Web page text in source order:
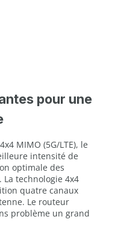
pour une
MIMO (5G/LTE), le
intensité de
optimale des
technologie 4x4
quatre canaux
Le routeur
problème un grand